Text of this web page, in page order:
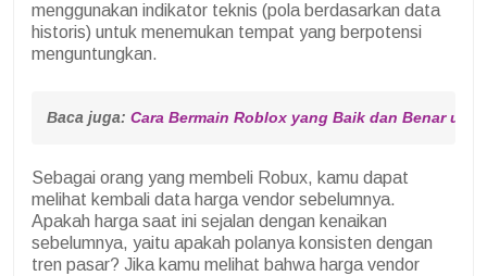
menggunakan indikator teknis (pola berdasarkan data
historis) untuk menemukan tempat yang berpotensi
menguntungkan.
Baca juga: Cara Bermain Roblox yang Baik dan Benar
Sebagai orang yang membeli Robux, kamu dapat
melihat kembali data harga vendor sebelumnya.
Apakah harga saat ini sejalan dengan kenaikan
sebelumnya, yaitu apakah polanya konsisten dengan
tren pasar? Jika kamu melihat bahwa harga vendor